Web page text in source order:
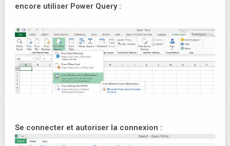
encore utiliser Power Query :
Se connecter et autoriser la connexion :